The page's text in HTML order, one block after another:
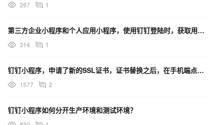
267 1
第三方企业小程序和个人应用小程序，使用钉钉登陆时，获取用户信息接口是同一个吗?
314 1
钉钉小程序，申请了新的SSL证书，证书替换之后，在手机端点击小程序后，提示网站有风险，如何解决？
1577 2
钉钉小程序如何分开生产环境和测试环境？